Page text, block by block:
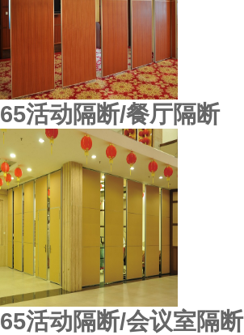
65活动隔断/餐厅隔断
65活动隔断/会议室隔断